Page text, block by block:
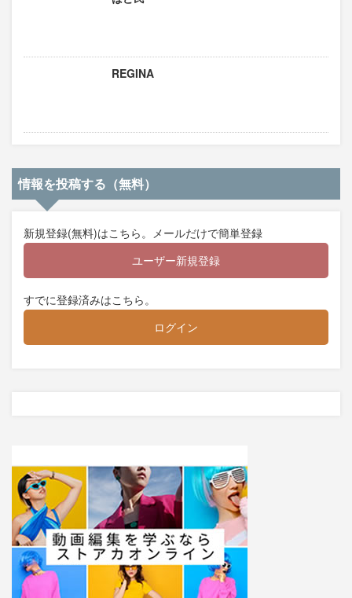
REGINA
情報を投稿する（無料）
新規登録(無料)はこちら。メールだけで簡単登録
ユーザー新規登録
すでに登録済みはこちら。
ログイン